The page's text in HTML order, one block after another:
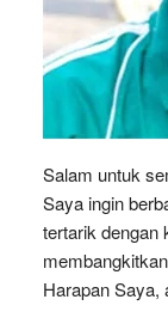
Salam untuk
Saya ingin
tertarik dengan
Harapan Saya,